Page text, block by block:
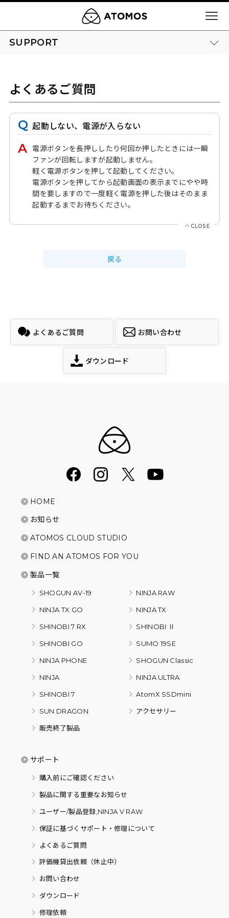
SUPPORT
よくあるご質問
起動しない、電源が入らない
電源ボタンを長押ししたり何回か押したときには一瞬
ファンが回転しますが起動しません。
軽く電源ボタンを押して起動してください。
電源ボタンを押してから起動画面の表示までにやや時
間を要しますので一度軽く電源を押した後はそのまま
起動するまでお待ちください。
戻る
よくあるご質問 お問い合わせ
ダウンロード
HOME
お知らせ
ATOMOS CLOUD STUDIO
FIND AN ATOMOS FOR YOU
製品一覧
SHOGUN AV-19 NINJA RAW
NINJA TX GO NINJA TX
SHINOBI 7 RX SHINOBI Ⅱ
SHINOBI GO SUMO 19SE
NINJA PHONE SHOGUN Classic
NINJA NINJA ULTRA
SHINOBI 7 AtomX SSDmini
SUN DRAGON アクセサリー
販売終了製品
サポート
購入前にご確認ください
製品に関する重要なお知らせ
ユーザー/製品登録,NINJA V RAW
保証に基づくサポート・修理について
よくあるご質問
評価機貸出依頼（休止中）
お問い合わせ
ダウンロード
修理依頼